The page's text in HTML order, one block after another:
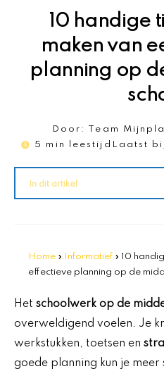
10 handige
maken van
planning op
Door:
Team
5 min leestijd Laatst
In dit artikel
Home » Informatief » 10
effectieve planning op de
Het schoolwerk op de
overweldigend voelen. Je
werkstukken, toetsen en
goede planning kun je